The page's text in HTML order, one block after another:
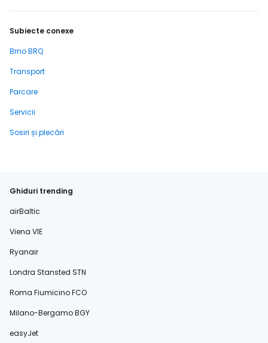
Subiecte conexe
Brno BRQ
Transport
Parcare
Servicii
Sosiri și plecări
Ghiduri trending
airBaltic
Viena VIE
Ryanair
Londra Stansted STN
Roma Fiumicino FCO
Milano-Bergamo BGY
easyJet